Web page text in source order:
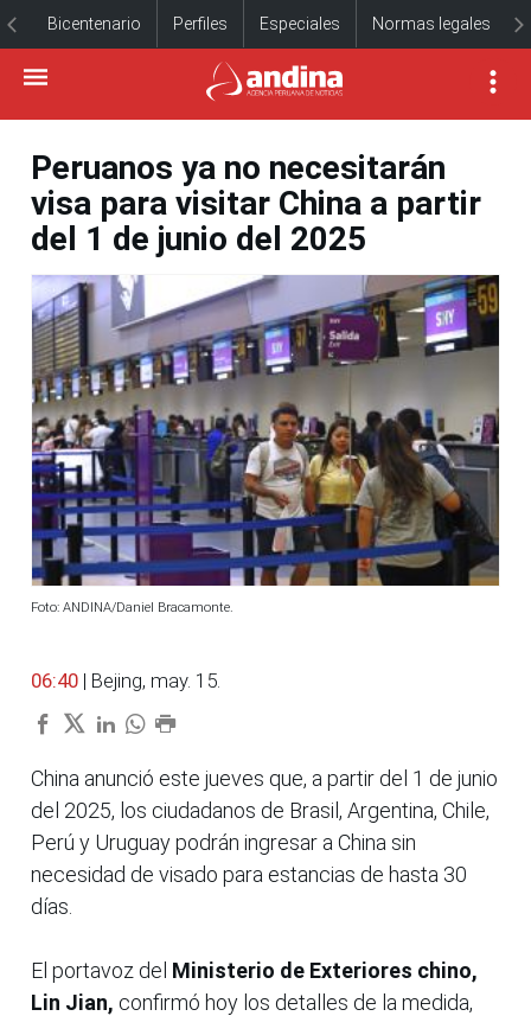
Bicentenario Perfiles Especiales Normas legales
Peruanos ya no necesitarán
visa para visitar China a partir
del 1 de junio del 2025
Foto: ANDINA/Daniel Bracamonte.
06:40 | Bejing, may. 15.
China anunció este jueves que, a partir del 1 de junio
del 2025, los ciudadanos de Brasil, Argentina, Chile,
Perú y Uruguay podrán ingresar a China sin
necesidad de visado para estancias de hasta 30
días.
El portavoz del Ministerio de Exteriores chino,
Lin Jian, confirmó hoy los detalles de la medida,